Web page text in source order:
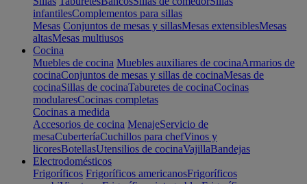
infantilesComplementos para sillas
Mesas Conjuntos de mesas y sillasMesas extensiblesMesas
altasMesas multiusos
Cocina
Muebles de cocina Muebles auxiliares de cocinaArmarios de
cocinaConjuntos de mesas y sillas de cocinaMesas de
cocinaSillas de cocinaTaburetes de cocinaCocinas
modularesCocinas completas
Cocinas a medida
Accesorios de cocina MenajeServicio de
mesaCuberteríaCuchillos para chefVinos y
licoresBotellasUtensilios de cocinaVajillaBandejas
Electrodomésticos
Frigoríficos Frigoríficos americanosFrigoríficos